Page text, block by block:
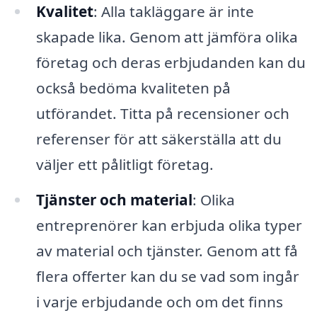
Kvalitet: Alla takläggare är inte
skapade lika. Genom att jämföra olika
företag och deras erbjudanden kan du
också bedöma kvaliteten på
utförandet. Titta på recensioner och
referenser för att säkerställa att du
väljer ett pålitligt företag.
Tjänster och material: Olika
entreprenörer kan erbjuda olika typer
av material och tjänster. Genom att få
flera offerter kan du se vad som ingår
i varje erbjudande och om det finns